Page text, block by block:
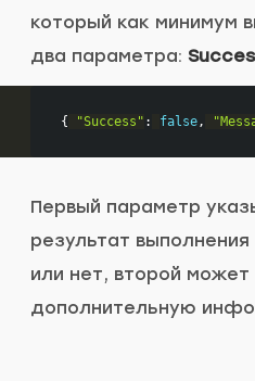
который как минимум
два параметра:
{ "Success" : false ,
Первый параметр
результат
или нет, второй
дополнительную